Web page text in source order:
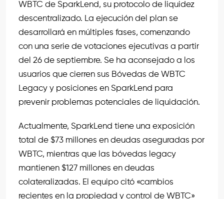
WBTC de SparkLend, su protocolo de liquidez
descentralizado. La ejecución del plan se
desarrollará en múltiples fases, comenzando
con una serie de votaciones ejecutivas a partir
del 26 de septiembre. Se ha aconsejado a los
usuarios que cierren sus Bóvedas de WBTC
Legacy y posiciones en SparkLend para
prevenir problemas potenciales de liquidación.
Actualmente, SparkLend tiene una exposición
total de $73 millones en deudas aseguradas por
WBTC, mientras que las bóvedas legacy
mantienen $127 millones en deudas
colateralizadas. El equipo citó «cambios
recientes en la propiedad y control de WBTC»